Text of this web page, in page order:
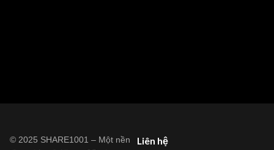
© 2025 SHARE1001 – Một nền
Liên hệ